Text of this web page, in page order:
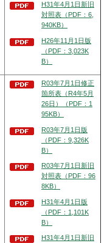
H31年4月1日新旧
対照表（PDF：6,
940KB）
H26年11月1日版
（PDF：3,023K
B）
R03年7月1日修正
箇所表（R4年5月
26日）（PDF：1
95KB）
R03年7月1日版
（PDF：9,326K
B）
R03年7月1日新旧
対照表（PDF：96
8KB）
H31年4月1日版
（PDF：1,101K
B）
H31年4月1日新旧